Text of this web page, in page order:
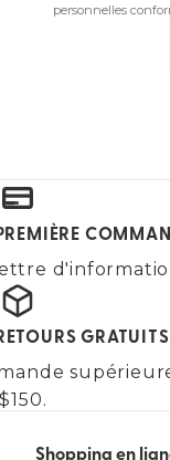
personnelles
GRATUITS
Shopping en